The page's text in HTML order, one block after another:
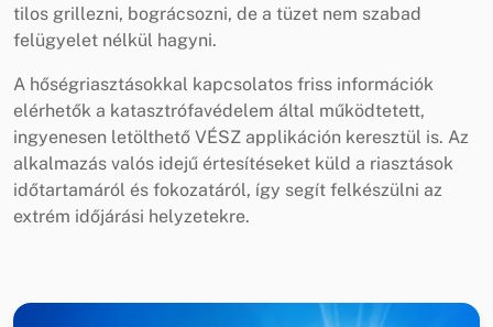
tilos grillezni, bográcsozni, de a tüzet nem szabad
felügyelet nélkül hagyni.
A hőségriasztásokkal kapcsolatos friss információk
elérhetők a katasztrófavédelem által működtetett,
ingyenesen letölthető VÉSZ applikáción keresztül is. Az
alkalmazás valós idejű értesítéseket küld a riasztások
időtartamáról és fokozatáról, így segít felkészülni az
extrém időjárási helyzetekre.